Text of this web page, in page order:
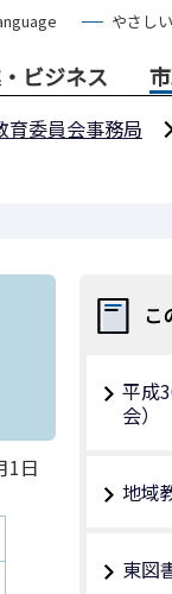
やさし
ビジネス
育委員会事務局
1日
こ
平成
会）
地域
東図